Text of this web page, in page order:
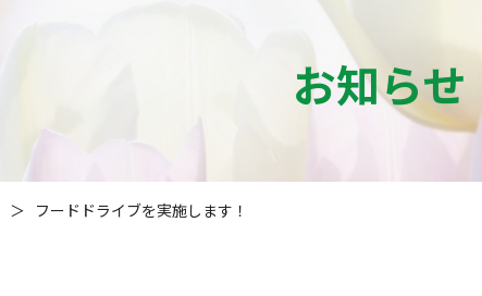
お知らせ
＞ フードドライブを実施します！